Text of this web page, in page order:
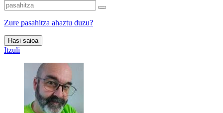
Zure pasahitza ahaztu duzu?
Hasi saioa
Itzuli